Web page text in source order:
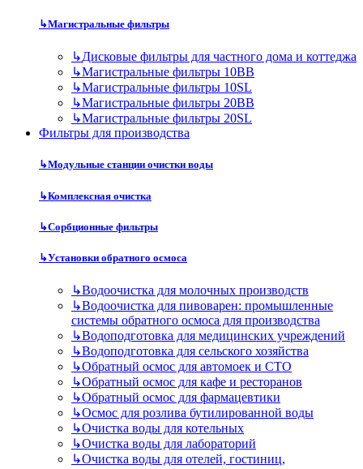
↳Магистральные фильтры
↳Дисковые фильтры для частного дома и коттеджа
↳Магистральные фильтры 10BB
↳Магистральные фильтры 10SL
↳Магистральные фильтры 20BB
↳Магистральные фильтры 20SL
Фильтры для производства
↳Модульные станции очистки воды
↳Комплексная очистка
↳Сорбционные фильтры
↳Установки обратного осмоса
↳Водоочистка для молочных производств
↳Водоочистка для пивоварен: промышленные
системы обратного осмоса для производства
↳Водоподготовка для медицинских учреждений
↳Водоподготовка для сельского хозяйства
↳Обратный осмос для автомоек и СТО
↳Обратный осмос для кафе и ресторанов
↳Обратный осмос для фармацевтики
↳Осмос для розлива бутилированной воды
↳Очистка воды для котельных
↳Очистка воды для лабораторий
↳Очистка воды для отелей, гостиниц,